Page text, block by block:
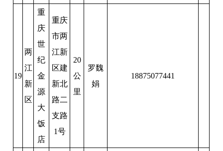
19
两
江
新
区
重
庆
世
纪
金
源
大
饭
店
重庆
市两
江新
区建
新北
路二
支路
1号
20
公
里
罗魏
娟
18875077441